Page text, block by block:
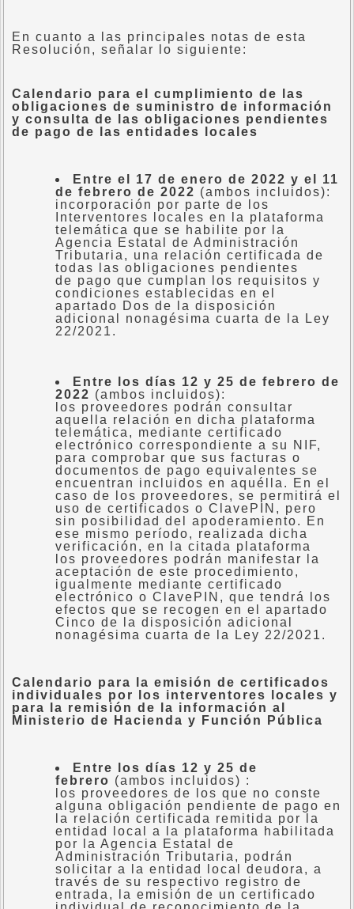
En cuanto a las principales notas de esta
Resolución, señalar lo siguiente:
Calendario para el cumplimiento de las
obligaciones de suministro de información
y consulta de las obligaciones pendientes
de pago de las entidades locales
Entre el 17 de enero de 2022 y el 11
de febrero de 2022 (ambos incluidos):
incorporación por parte de los
Interventores locales en la plataforma
telemática que se habilite por la
Agencia Estatal de Administración
Tributaria, una relación certificada de
todas las obligaciones pendientes
de pago que cumplan los requisitos y
condiciones establecidas en el
apartado Dos de la disposición
adicional nonagésima cuarta de la Ley
22/2021.
Entre los días 12 y 25 de febrero de
2022 (ambos incluidos):
los proveedores podrán consultar
aquella relación en dicha plataforma
telemática, mediante certificado
electrónico correspondiente a su NIF,
para comprobar que sus facturas o
documentos de pago equivalentes se
encuentran incluidos en aquélla. En el
caso de los proveedores, se permitirá el
uso de certificados o ClavePIN, pero
sin posibilidad del apoderamiento. En
ese mismo período, realizada dicha
verificación, en la citada plataforma
los proveedores podrán manifestar la
aceptación de este procedimiento,
igualmente mediante certificado
electrónico o ClavePIN, que tendrá los
efectos que se recogen en el apartado
Cinco de la disposición adicional
nonagésima cuarta de la Ley 22/2021.
Calendario para la emisión de certificados
individuales por los interventores locales y
para la remisión de la información al
Ministerio de Hacienda y Función Pública
Entre los días 12 y 25 de
febrero (ambos incluidos) :
los proveedores de los que no conste
alguna obligación pendiente de pago en
la relación certificada remitida por la
entidad local a la plataforma habilitada
por la Agencia Estatal de
Administración Tributaria, podrán
solicitar a la entidad local deudora, a
través de su respectivo registro de
entrada, la emisión de un certificado